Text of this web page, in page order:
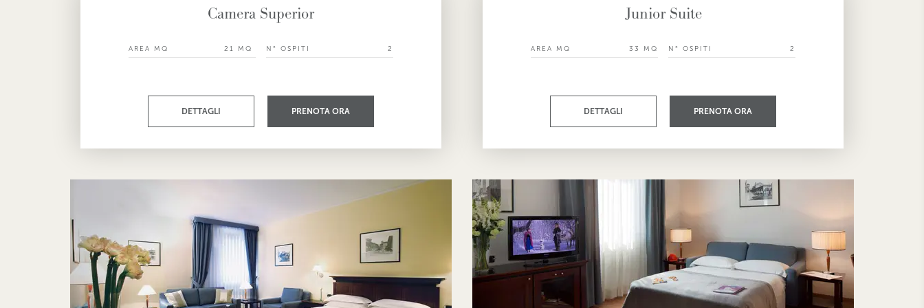
Camera Superior
AREA MQ 21 MQ N° OSPITI 2
DETTAGLI PRENOTA ORA
Junior Suite
AREA MQ 33 MQ N° OSPITI 2
DETTAGLI PRENOTA ORA